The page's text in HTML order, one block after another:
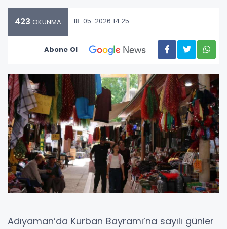
423 OKUNMA 18-05-2026 14:25
Abone Ol
Adıyaman’da Kurban Bayramı’na sayılı günler